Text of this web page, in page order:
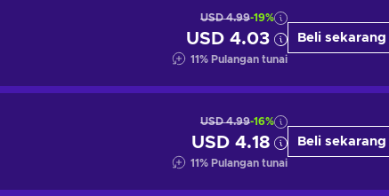
USD 4.99-19%
USD 4.03
11% Pulangan tunai
Beli sekarang
USD 4.99-16%
USD 4.18
11% Pulangan tunai
Beli sekarang